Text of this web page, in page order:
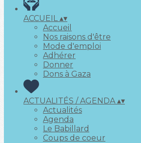
ACCUEIL▴▾
Accueil
Nos raisons d'être
Mode d'emploi
Adhérer
Donner
Dons à Gaza
ACTUALITÉS / AGENDA▴▾
Actualités
Agenda
Le Babillard
Coups de coeur